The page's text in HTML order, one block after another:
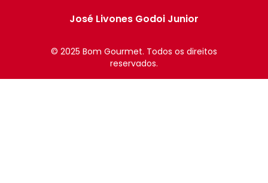
José Livones Godoi Junior
© 2025 Bom Gourmet. Todos os direitos
reservados.